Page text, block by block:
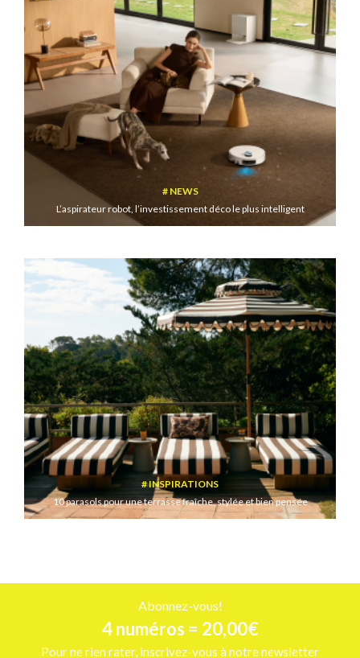
NEWS
L’aspirateur robot, l’investissement déco le plus intelligent
INSPIRATIONS
10 parasols pour une terrasse fraîche, stylée et bien pensée
Abonnez-vous!
4 numéros = 20,00€
Pour ne rien rater, inscrivez-vous à notre newsletter